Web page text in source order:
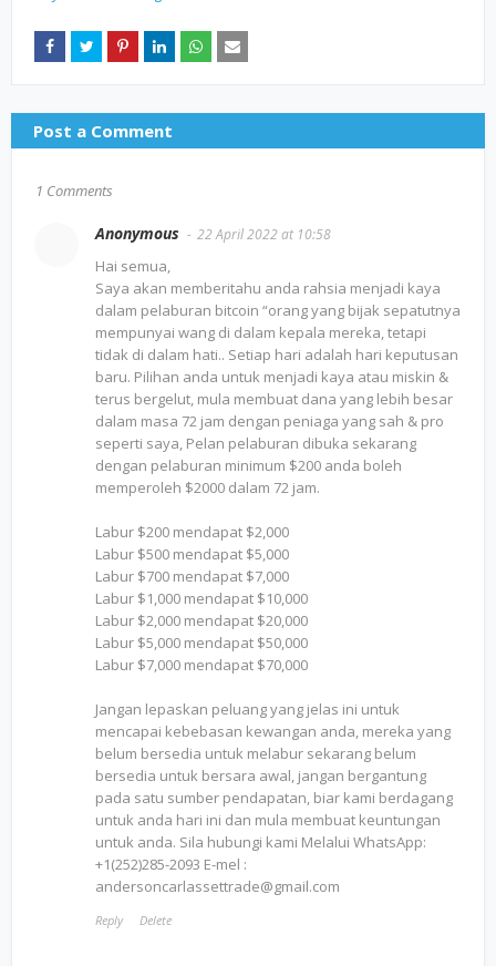
Post a Comment
1 Comments
Anonymous 22 April 2022 at 10:58
Hai semua,
Saya akan memberitahu anda rahsia menjadi kaya
dalam pelaburan bitcoin “orang yang bijak sepatutnya
mempunyai wang di dalam kepala mereka, tetapi
tidak di dalam hati.. Setiap hari adalah hari keputusan
baru. Pilihan anda untuk menjadi kaya atau miskin &
terus bergelut, mula membuat dana yang lebih besar
dalam masa 72 jam dengan peniaga yang sah & pro
seperti saya, Pelan pelaburan dibuka sekarang
dengan pelaburan minimum $200 anda boleh
memperoleh $2000 dalam 72 jam.
Labur $200 mendapat $2,000
Labur $500 mendapat $5,000
Labur $700 mendapat $7,000
Labur $1,000 mendapat $10,000
Labur $2,000 mendapat $20,000
Labur $5,000 mendapat $50,000
Labur $7,000 mendapat $70,000
Jangan lepaskan peluang yang jelas ini untuk
mencapai kebebasan kewangan anda, mereka yang
belum bersedia untuk melabur sekarang belum
bersedia untuk bersara awal, jangan bergantung
pada satu sumber pendapatan, biar kami berdagang
untuk anda hari ini dan mula membuat keuntungan
untuk anda. Sila hubungi kami Melalui WhatsApp:
+1(252)285-2093 E-mel :
andersoncarlassettrade@gmail.com
Reply Delete